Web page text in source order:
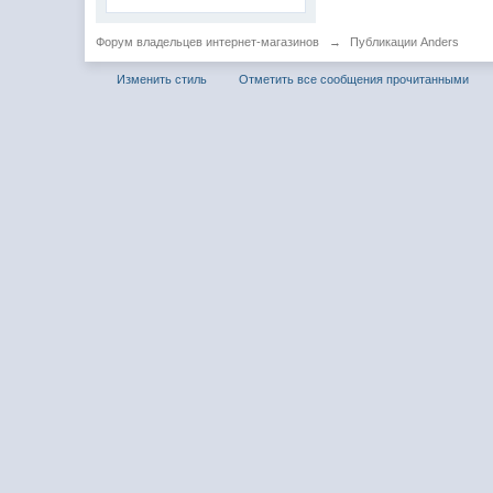
Форум владельцев интернет-магазинов → Публикации Anders
Изменить стиль Отметить все сообщения прочитанными